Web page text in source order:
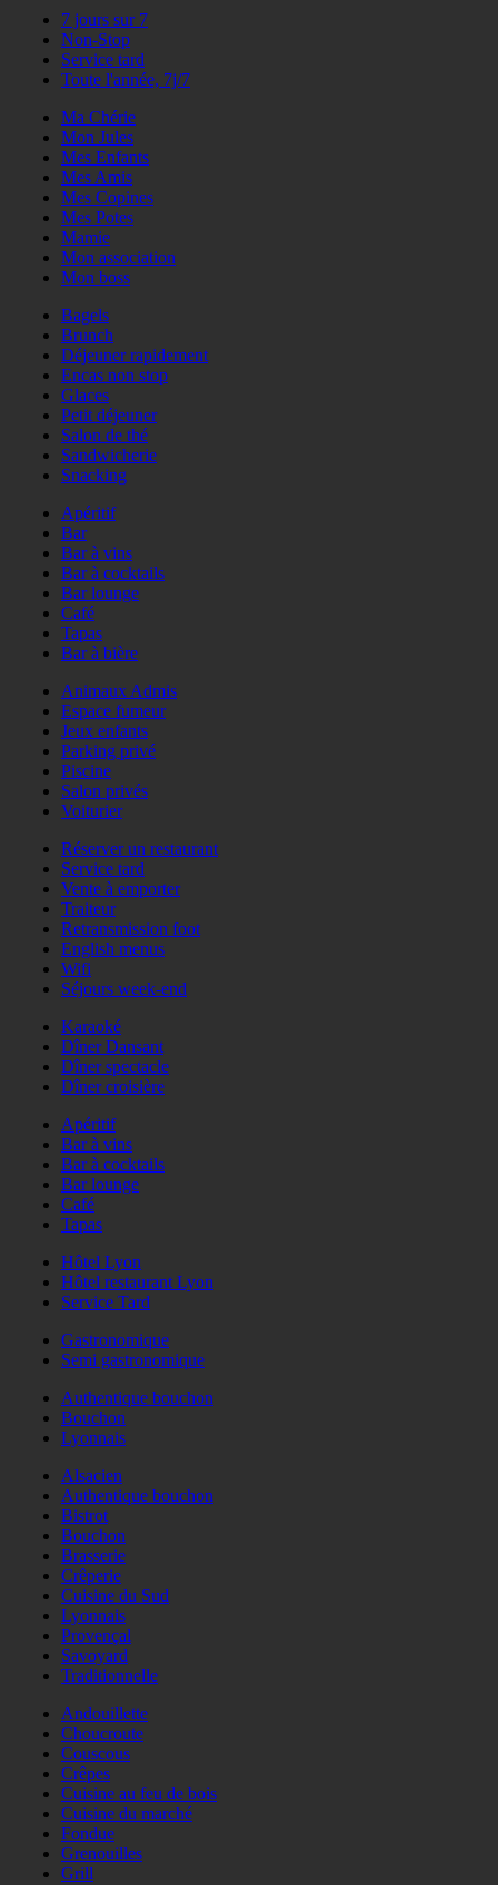
7 jours sur 7
Non-Stop
Service tard
Toute l'année, 7j/7
Ma Chérie
Mon Jules
Mes Enfants
Mes Amis
Mes Copines
Mes Potes
Mamie
Mon association
Mon boss
Bagels
Brunch
Déjeuner rapidement
Encas non stop
Glaces
Petit déjeuner
Salon de thé
Sandwicherie
Snacking
Apéritif
Bar
Bar à vins
Bar à cocktails
Bar lounge
Café
Tapas
Bar à bière
Animaux Admis
Espace fumeur
Jeux enfants
Parking privé
Piscine
Salon privés
Voiturier
Réserver un restaurant
Service tard
Vente à emporter
Traiteur
Retransmission foot
English menus
Wifi
Séjours week-end
Karaoké
Dîner Dansant
Dîner spectacle
Dîner croisière
Apéritif
Bar à vins
Bar à cocktails
Bar lounge
Café
Tapas
Hôtel Lyon
Hôtel restaurant Lyon
Service Tard
Gastronomique
Semi gastronomique
Authentique bouchon
Bouchon
Lyonnais
Alsacien
Authentique bouchon
Bistrot
Bouchon
Brasserie
Crêperie
Cuisine du Sud
Lyonnais
Provençal
Savoyard
Traditionnelle
Andouillette
Choucroute
Couscous
Crêpes
Cuisine au feu de bois
Cuisine du marché
Fondue
Grenouilles
Grill